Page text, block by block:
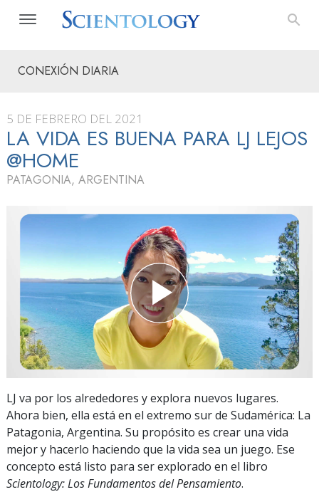
CONEXIÓN DIARIA
5 DE FEBRERO DEL 2021
LA VIDA ES BUENA PARA LJ LEJOS
@HOME
PATAGONIA, ARGENTINA
LJ va por los alrededores y explora nuevos lugares.
Ahora bien, ella está en el extremo sur de Sudamérica: La
Patagonia, Argentina. Su propósito es crear una vida
mejor y hacerlo haciendo que la vida sea un juego. Ese
concepto está listo para ser explorado en el libro
Scientology: Los Fundamentos del Pensamiento.